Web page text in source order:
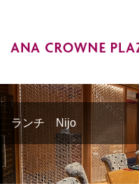
ランチ Nijo